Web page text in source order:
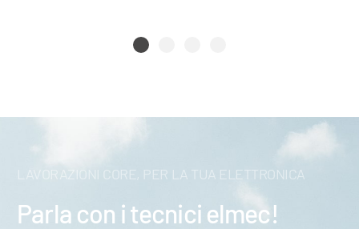
LAVORAZIONI CORE, PER LA TUA ELETTRONICA
Parla con i tecnici elmec!